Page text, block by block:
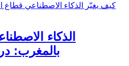
كيف يغيّر الذكاء الاصطناعي قطاع
الذكاء
بالمغرب: